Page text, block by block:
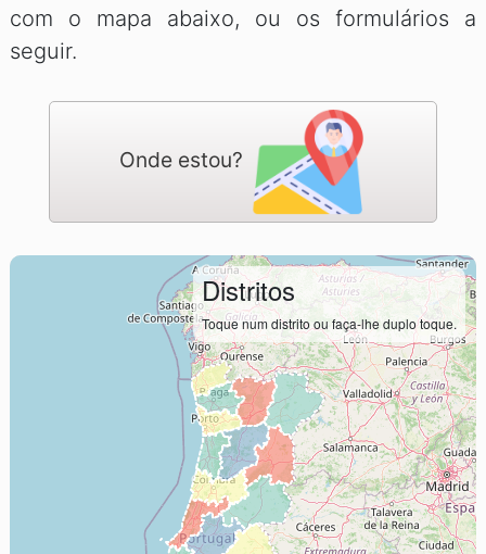
com o mapa abaixo, ou os formulários a
seguir.
Onde estou?
Distritos
Toque num distrito ou faça-lhe duplo toque.